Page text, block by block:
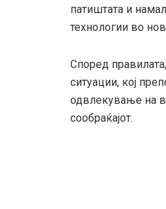
патиштата и
технологии во
Според
ситуации, кој
одвлекување на
сообраќајот.